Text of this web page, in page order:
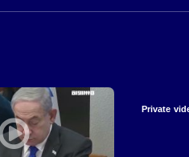
Private